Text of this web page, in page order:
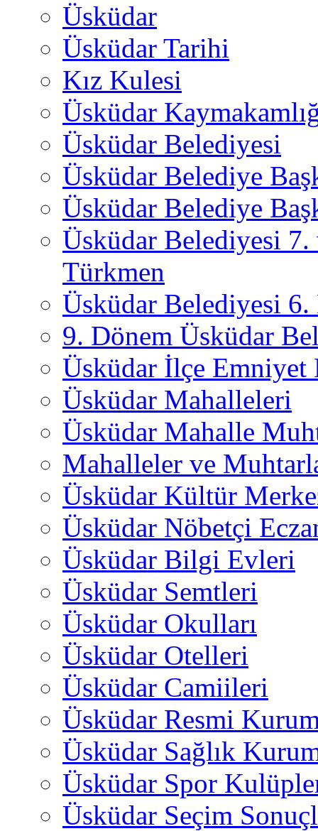
Üsküdar
Üsküdar Tarihi
Kız Kulesi
Üsküdar
Üsküdar Belediyesi
Üsküdar Belediye
Üsküdar Belediye
Üsküdar Belediyesi
Türkmen
Üsküdar Belediyesi 6.
9. Dönem Üsküdar
Üsküdar İlçe
Üsküdar Mahalleleri
Üsküdar Mahalle
Mahalleler ve
Üsküdar Kültür
Üsküdar Nöbetçi
Üsküdar Bilgi Evleri
Üsküdar Semtleri
Üsküdar Okulları
Üsküdar Otelleri
Üsküdar Camiileri
Üsküdar Resmi
Üsküdar Sağlık
Üsküdar Spor
Üsküdar Seçim